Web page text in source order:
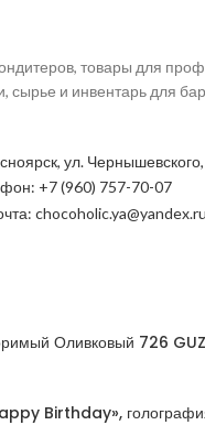
товары для
сырье и инвентарь для
ул.
+7 (960) 757-70-07
chocoholic.ya@yandex.ru
Оливковый 726
Birthday»,